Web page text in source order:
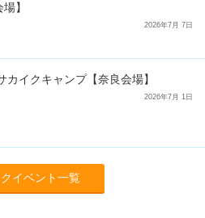
】
2026年7月 7日
カイクキャンプ【奈良会場】
2026年7月 1日
イベント一覧